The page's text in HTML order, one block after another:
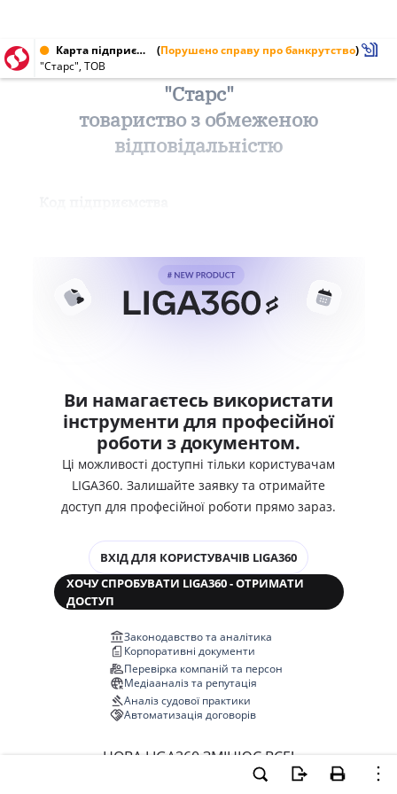
Карта підприємства від 30.12.1999 № 24474346 (Порушено справу про банкрутство)
"Старс", ТОВ
"Старс"
товариство з обмеженою
відповідальністю
Ви намагаєтесь використати
інструменти для професійної
роботи з документом.
Ці можливості доступні тільки користувачам
LIGA360. Залишайте заявку та отримайте
доступ для професійної роботи прямо зараз.
ВХІД ДЛЯ КОРИСТУВАЧІВ LIGA360
ХОЧУ СПРОБУВАТИ LIGA360 - ОТРИМАТИ
ДОСТУП
Законодавство та аналітика
Корпоративні документи
Перевірка компаній та персон
Медіааналіз та репутація
Аналіз судової практики
Автоматизація договорів
НОВА LIGA360 ЗМІНЮЄ ВСЕ!